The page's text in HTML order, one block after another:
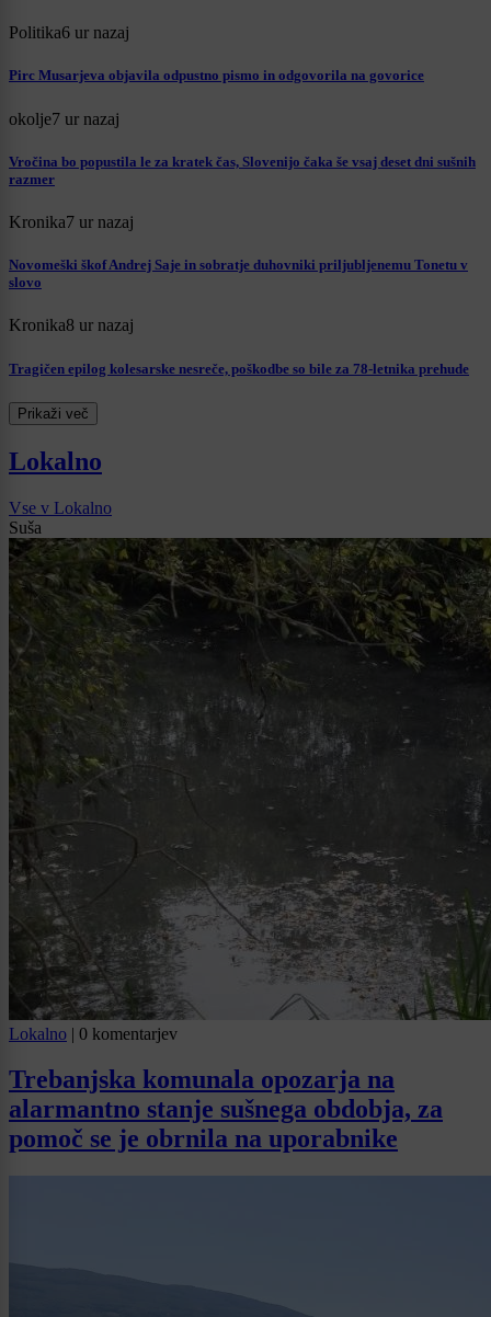
Politika6 ur nazaj
Pirc Musarjeva objavila odpustno pismo in odgovorila na govorice
okolje7 ur nazaj
Vročina bo popustila le za kratek čas, Slovenijo čaka še vsaj deset dni sušnih
razmer
Kronika7 ur nazaj
Novomeški škof Andrej Saje in sobratje duhovniki priljubljenemu Tonetu v
slovo
Kronika8 ur nazaj
Tragičen epilog kolesarske nesreče, poškodbe so bile za 78-letnika prehude
Prikaži več
Lokalno
Vse v Lokalno
Suša
Lokalno | 0 komentarjev
Trebanjska komunala opozarja na
alarmantno stanje sušnega obdobja, za
pomoč se je obrnila na uporabnike